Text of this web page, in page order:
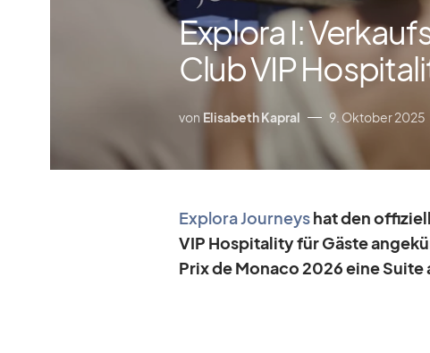
Explora I:
Club VIP
von Elisabeth Kapral 9. Oktober 2025
Ex­plora Jour­neyshat den
VIP Hos­pi­ta­lity für Gäste
Prix de Mo­naco 2026 eine